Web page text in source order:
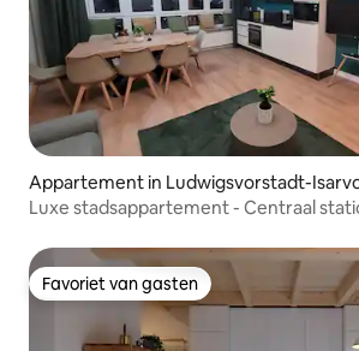
Appartement in Ludwigsvorstadt-
Luxe stadsappartement - Centraal
Favoriet van gasten
Favoriet van gasten